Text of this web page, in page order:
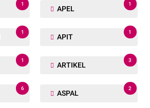
1
APEL
1
1
APIT
1
1
ARTIKEL
3
6
ASPAL
2